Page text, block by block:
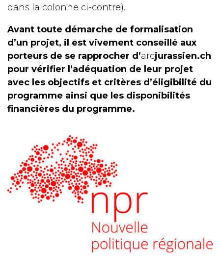
dans la colonne ci-contre).
Avant toute démarche de formalisation
d’un projet, il est vivement conseillé aux
porteurs de se rapprocher d’arcjurassien.ch
pour vérifier l’adéquation de leur projet
avec les objectifs et critères d’éligibilité du
programme ainsi que les disponibilités
financières du programme.